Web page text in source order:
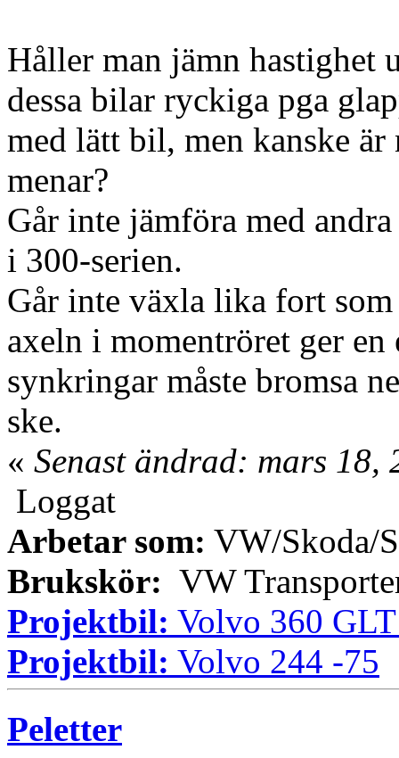
Håller man jämn hastighet
dessa bilar ryckiga pga
med lätt bil, men kanske är
menar?
Går inte jämföra med
i 300-serien.
Går inte växla lika fort
axeln i momentröret ger
synkringar måste bromsa
ske.
« Senast ändrad: mars
Loggat
Arbetar som: VW/Skoda/
Brukskör: VW
Projektbil: Volvo 360
Projektbil: Volvo 244 -75
Peletter